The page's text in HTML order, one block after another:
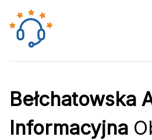
Bełchatowska
Informacyjna